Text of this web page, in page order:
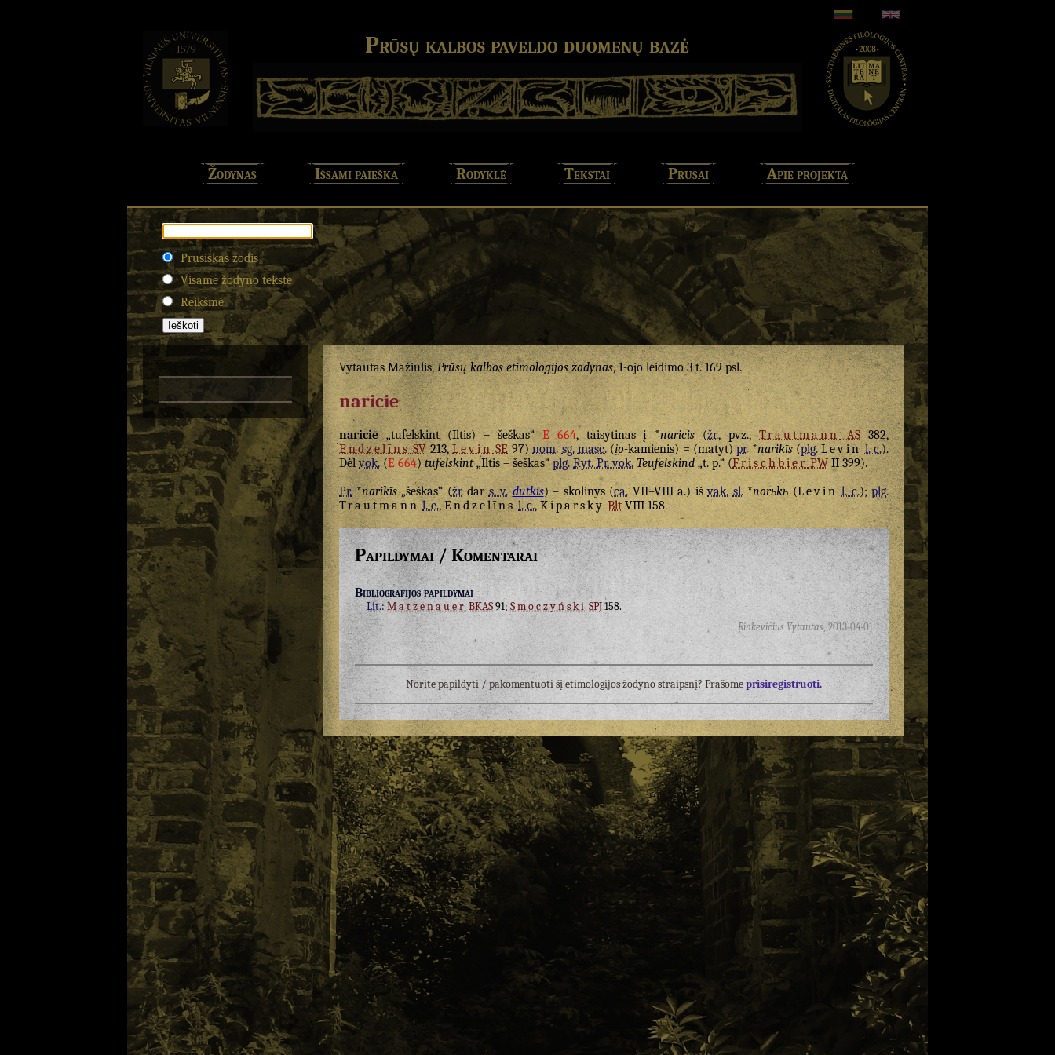
Prūsų kalbos paveldo duomenų bazė
Žodynas Išsami paieška Rodyklė Tekstai Prūsai Apie projektą
Prūsiškas žodis
Visame žodyno tekste
Reikšmė
Vytautas Mažiulis,Prūsų kalbos etimologijos žodynas, 1-ojo leidimo 3 t. 169 psl.
naricie
naricie„tufelskint (Iltis) – šeškas“E 664, taisytinas į *naricis(žr., pvz.,TrautmannAS382,
EndzelīnsSV213,Levin SE97)nom. sg. masc.(i̯o-kamienis) = (matyt)pr.*narikīs(plg. Levin l. c.).
Dėlvok.(E 664)tufelskint„Iltis – šeškas“plg. Ryt. Pr. vok. Teufelskind „t. p.“ (FrischbierPWII 399).
Pr.*narikīs„šeškas“ (žr.dars. v. dutkis) – skolinys (ca.VII–VIII a.) išvak. sl.*norьkь(Levin l. c.);plg.
Trautmann l. c.,Endzelīns l. c.,Kiparsky BltVIII 158.
Papildymai / Komentarai
Bibliografijos papildymai
Lit.:MatzenauerBKAS91; Smoczyński SPJ158.
Rinkevičius Vytautas,2013-04-01
Norite papildyti / pakomentuoti šį etimologijos žodyno straipsnį? Prašomeprisiregistruoti.